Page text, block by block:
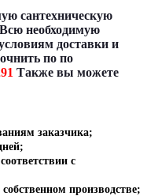
сантехническую
необходимую
доставки и
по по
Также вы можете
заказчика;
с
производстве;